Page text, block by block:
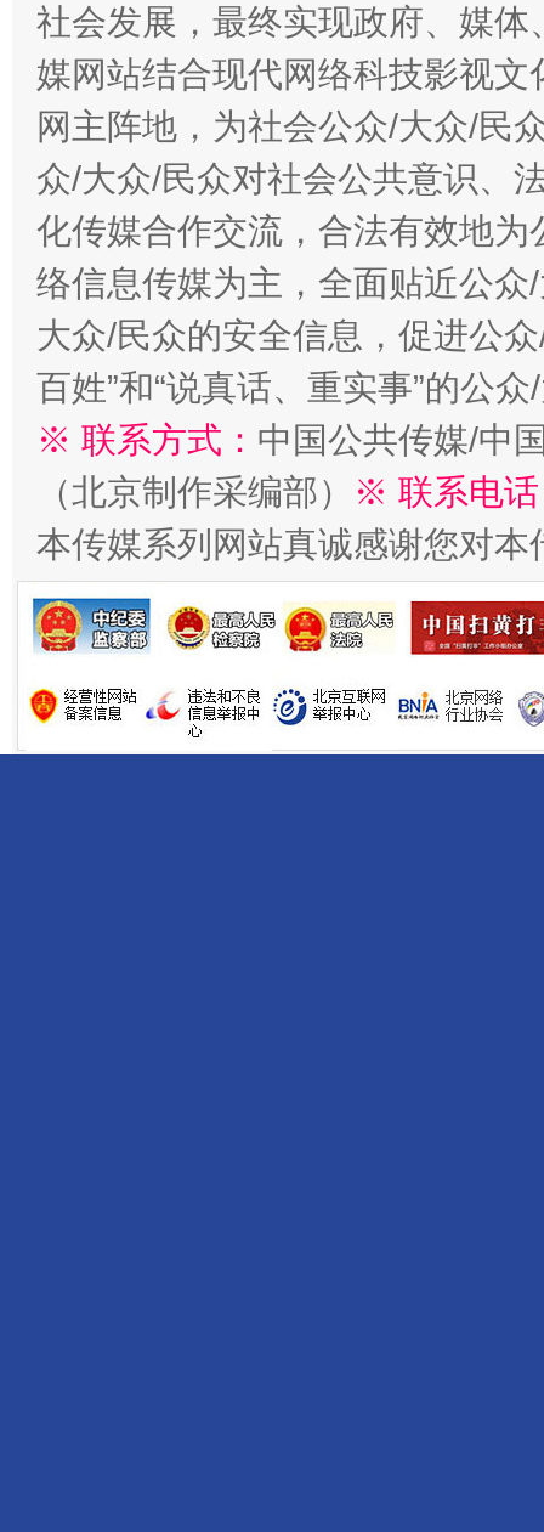
揭开“小金库”的免责幌子
社会发展，最终实现政府、媒
媒网站结合现代网络科技影视
网主阵地，为社会公众/大众/民
众/大众/民众对社会公共意识、
化传媒合作交流，合法有效地
络信息传媒为主，全面贴近公
大众/民众的安全信息，促进公
百姓”和“说真话、重实事”的公
※ 联系方式： 中国公共传媒/中
（北京制作采编部）
※ 联系电
本传媒系列网站真诚感谢您对